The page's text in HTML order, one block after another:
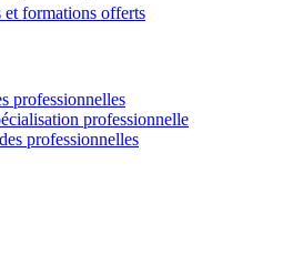
formations offerts
professionnelles
professionnelle
professionnelles